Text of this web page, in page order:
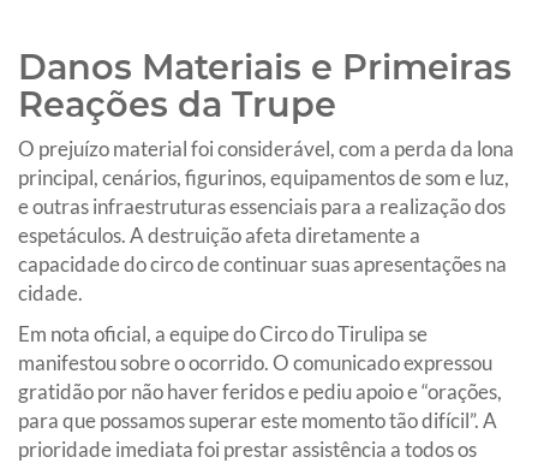
Danos Materiais e Primeiras
Reações da Trupe
O prejuízo material foi considerável, com a perda da lona
principal, cenários, figurinos, equipamentos de som e luz,
e outras infraestruturas essenciais para a realização dos
espetáculos. A destruição afeta diretamente a
capacidade do circo de continuar suas apresentações na
cidade.
Em nota oficial, a equipe do Circo do Tirulipa se
manifestou sobre o ocorrido. O comunicado expressou
gratidão por não haver feridos e pediu apoio e “orações,
para que possamos superar este momento tão difícil”. A
prioridade imediata foi prestar assistência a todos os